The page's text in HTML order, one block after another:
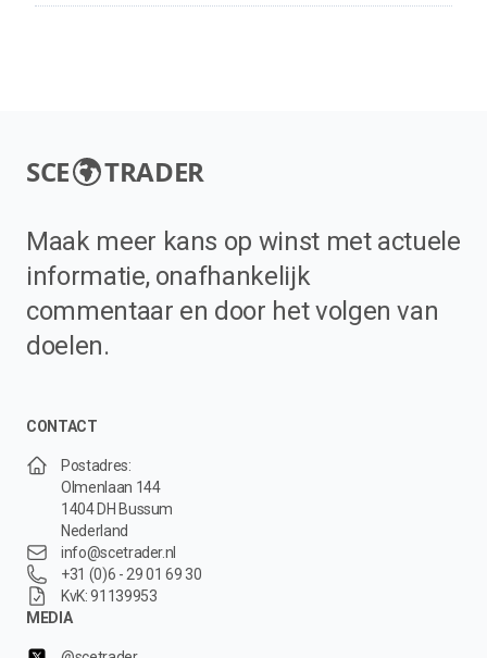
SCE TRADER
Maak meer kans op winst met actuele
informatie, onafhankelijk
commentaar en door het volgen van
doelen.
CONTACT
Postadres:
Olmenlaan 144
1404 DH Bussum
Nederland
info@scetrader.nl
+31 (0)6 - 29 01 69 30
KvK: 91139953
MEDIA